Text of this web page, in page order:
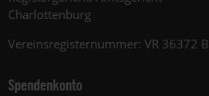
Charlottenburg
Vereinsregisternummer: VR 36372 B
Spendenkonto